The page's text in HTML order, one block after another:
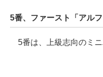
5番、ファースト「アルフ
5番は、上級志向のミニ